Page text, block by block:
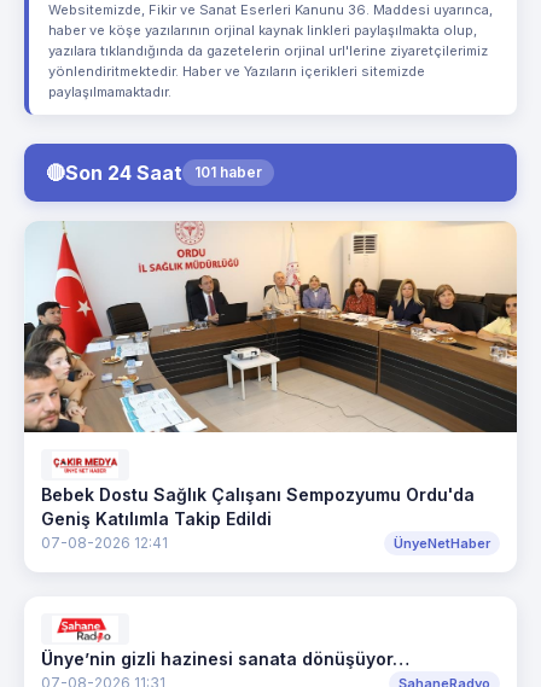
Websitemizde, Fikir ve Sanat Eserleri Kanunu 36. Maddesi uyarınca,
haber ve köşe yazılarının orjinal kaynak linkleri paylaşılmakta olup,
yazılara tıklandığında da gazetelerin orjinal url'lerine ziyaretçilerimiz
yönlendiritmektedir. Haber ve Yazıların içerikleri sitemizde
paylaşılmamaktadır.
🔴Son 24 Saat 101 haber
Bebek Dostu Sağlık Çalışanı Sempozyumu Ordu'da
Geniş Katılımla Takip Edildi
07-08-2026 12:41 ÜnyeNetHaber
Ünye’nin gizli hazinesi sanata dönüşüyor…
07-08-2026 11:31 ŞahaneRadyo